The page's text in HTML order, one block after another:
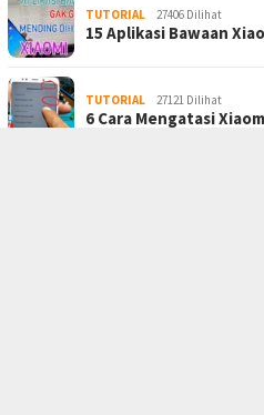
TUTORIAL 27406 Dilihat
15 Aplikasi Bawaan
TUTORIAL 27121 Dilihat
6 Cara Mengatasi